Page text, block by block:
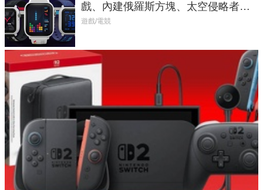
戲、內建俄羅斯方塊、太空侵略者，
不過竟然不能連手機？
遊戲/電競